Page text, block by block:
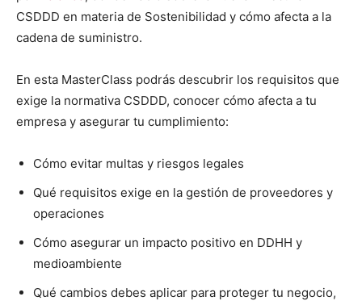
CSDDD en mate­ria de Sosteni­bil­i­dad y cómo afec­ta a la
cade­na de sum­in­istro.
En esta Mas­ter­Class podrás des­cubrir los req­ui­si­tos que
exige la nor­ma­ti­va CSDDD, cono­cer cómo afec­ta a tu
empre­sa y ase­gu­rar tu cumplim­ien­to:
Cómo evi­tar mul­tas y ries­gos legales
Qué req­ui­si­tos exige en la gestión de provee­dores y
opera­ciones
Cómo ase­gu­rar un impacto pos­i­ti­vo en DDHH y
medioam­bi­ente
Qué cam­bios debes aplicar para pro­te­ger tu nego­cio,